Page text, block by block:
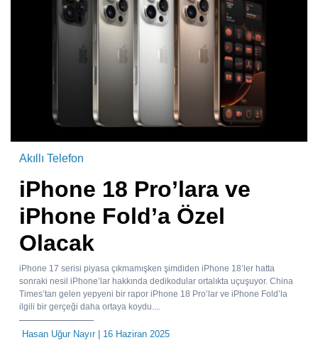
Akıllı Telefon
iPhone 18 Pro’lara ve
iPhone Fold’a Özel
Olacak
iPhone 17 serisi piyasa çıkmamışken şimdiden iPhone 18’ler hatta
sonraki nesil iPhone’lar hakkında dedikodular ortalıkta uçuşuyor. China
Times’tan gelen yepyeni bir rapor iPhone 18 Pro’lar ve iPhone Fold’la
ilgili bir gerçeği daha ortaya koydu....
Hasan Uğur Nayır| 16 Haziran 2025